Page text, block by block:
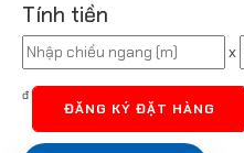
Tính tiền
x
đ
ĐĂNG KÝ ĐẶT HÀNG